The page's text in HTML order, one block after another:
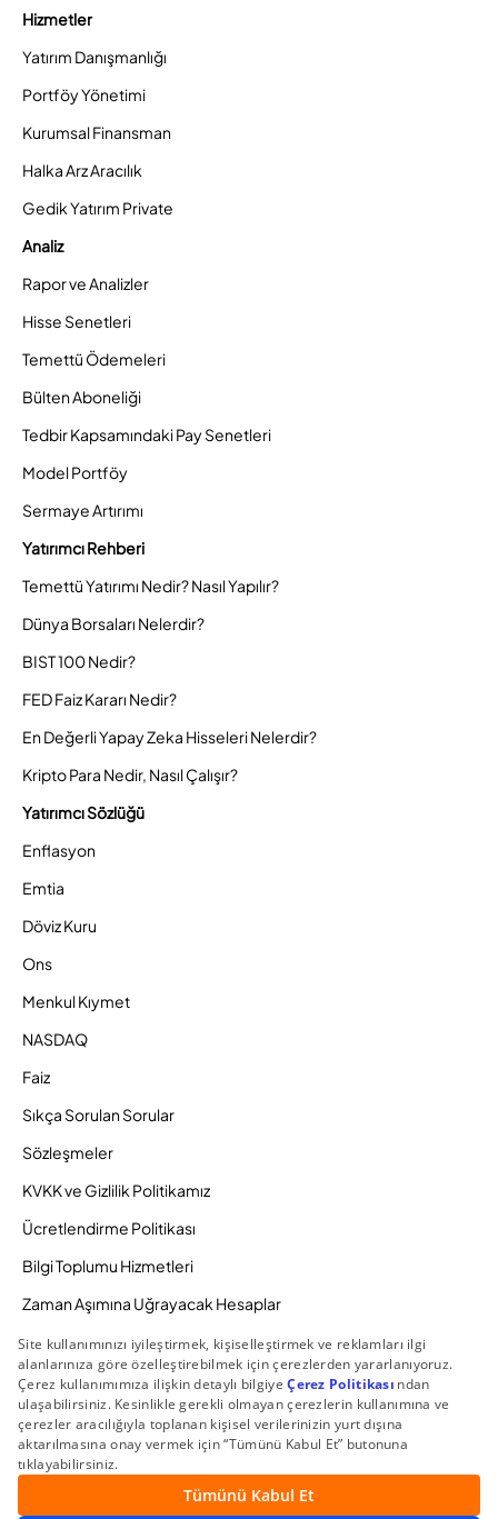
Hizmetler
Yatırım Danışmanlığı
Portföy Yönetimi
Kurumsal Finansman
Halka Arz Aracılık
Gedik Yatırım Private
Analiz
Rapor ve Analizler
Hisse Senetleri
Temettü Ödemeleri
Bülten Aboneliği
Tedbir Kapsamındaki Pay Senetleri
Model Portföy
Sermaye Artırımı
Yatırımcı Rehberi
Temettü Yatırımı Nedir? Nasıl Yapılır?
Dünya Borsaları Nelerdir?
BIST 100 Nedir?
FED Faiz Kararı Nedir?
En Değerli Yapay Zeka Hisseleri Nelerdir?
Kripto Para Nedir, Nasıl Çalışır?
Yatırımcı Sözlüğü
Enflasyon
Emtia
Döviz Kuru
Ons
Menkul Kıymet
NASDAQ
Faiz
Sıkça Sorulan Sorular
Sözleşmeler
KVKK ve Gizlilik Politikamız
Ücretlendirme Politikası
Bilgi Toplumu Hizmetleri
Zaman Aşımına Uğrayacak Hesaplar
Duyurular ve Kampanyalar
© 2026 Gedik Yatırım Menkul Değerler AŞ. Tüm Hakları